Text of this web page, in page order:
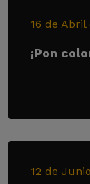
16 de Abril
¡Pon
12 de